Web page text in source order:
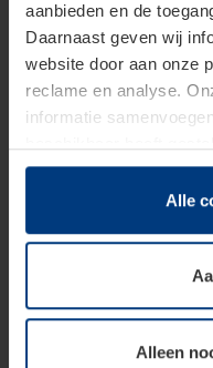
aanbieden en de
Daarnaast geven wij
website door aan onze
reclame en analyse.
informatie
hun diensten hebben
Juridisch hebben wij
van deze pagina's
soorten cookies is uw
toestemming kunt u op
wijzigen of herroepen.
Alle
Alleen